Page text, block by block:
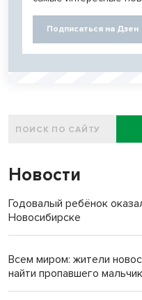
Подписаться на Дзен
Новости
Годовалый ребёнок
Новосибирске
Всем миром: жители
найти пропавшего